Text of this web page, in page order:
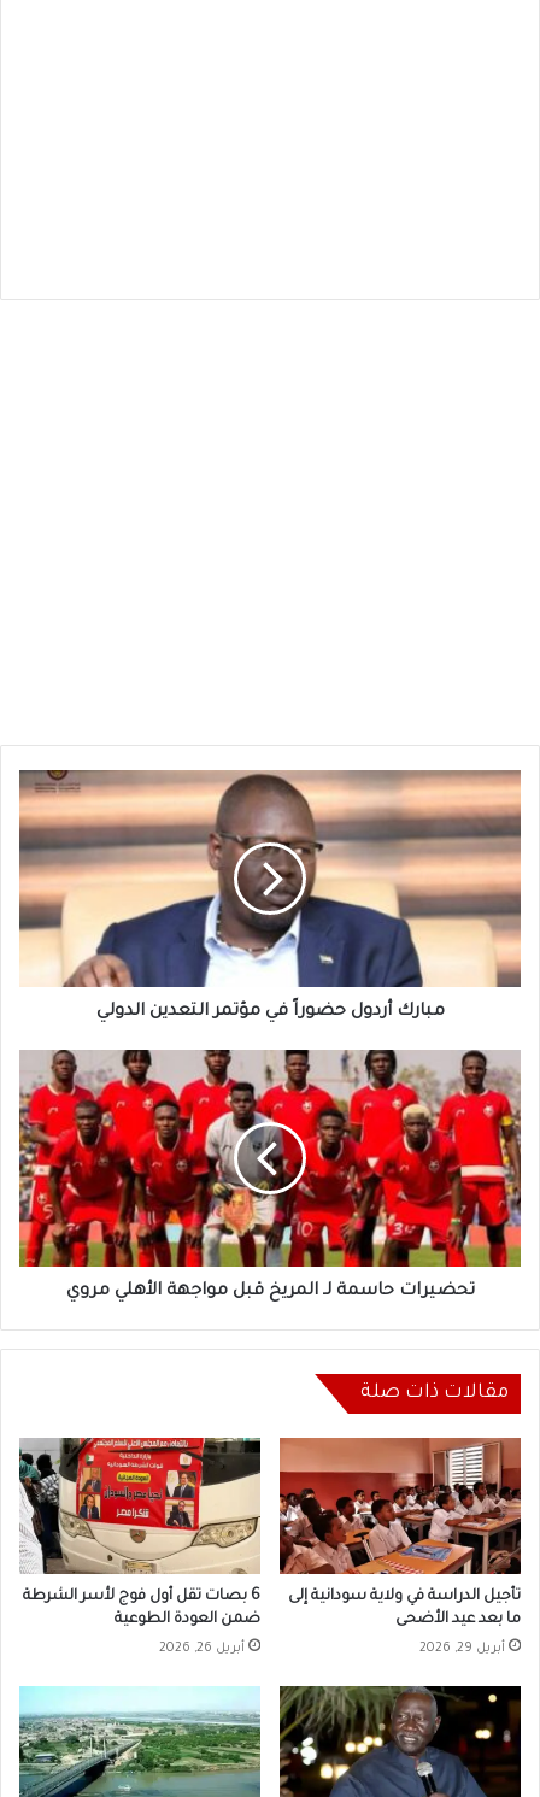
مبارك
أردول
حضوراً
في
مؤتمر
التعدين
الدولي
مبارك أردول حضوراً في مؤتمر التعدين الدولي
تحضيرات
حاسمة
لـ
المريخ
قبل
مواجهة
الأهلي
مروي
تحضيرات حاسمة لـ المريخ قبل مواجهة الأهلي مروي
مقالات ذات صلة
تأجيل الدراسة في ولاية سودانية إلى
ما بعد عيد الأضحى
أبريل 29, 2026
6 بصات تقل أول فوج لأسر الشرطة
ضمن العودة الطوعية
أبريل 26, 2026